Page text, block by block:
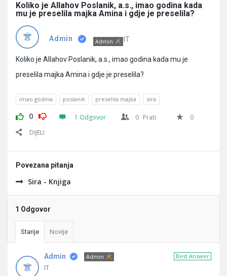
Latest
Pitanja
Koliko je Allahov Poslanik, a.s., imao godina kada
mu je preselila majka Amina i gdje je preselila?
Admin Admin IT
Koliko je Allahov Poslanik, a.s., imao godina kada mu je
preselila majka Amina i gdje je preselila?
imao godina poslanik preselila majka sira
0 1 Odgovor 0 Prati
0
DIJELI
Povezana pitanja
Sira - Knjiga
1 Odgovor
Starije Novije
Best Answer
Admin Admin
IT